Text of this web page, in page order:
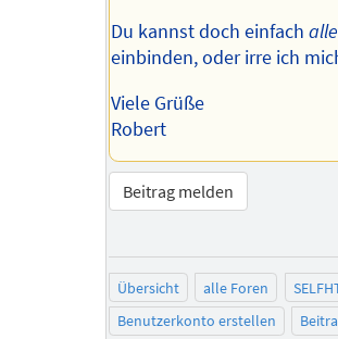
Du kannst doch einfach
einbinden, oder irre ich
Viele Grüße
Robert
Beitrag melden
Übersicht alle Foren
Benutzerkonto erstellen